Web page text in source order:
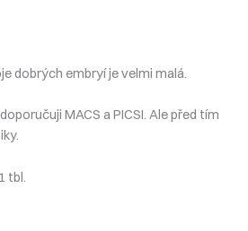
dobrých embryí je velmi malá.
MACS a PICSI. Ale před tím
tbl.